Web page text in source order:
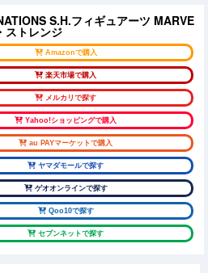
S.H.フィギュアーツ MARVE
ストレンジ
Amazonで購入
楽天市場で購入
メルカリで探す
Yahoo!ショッピングで購入
au PAYマーケットで購入
ヤマダモールで探す
ゲオオンラインで探す
Qoo10で探す
セブンネットで探す